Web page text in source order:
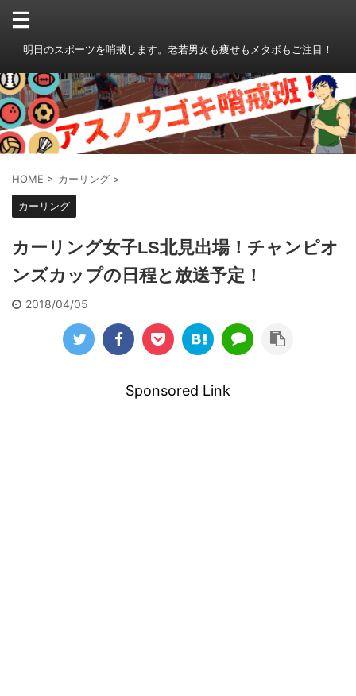
明日のスポーツを哨戒します。老若男女も痩せもメタボもご注目！
HOME > カーリング >
カーリング
カーリング女子LS北見出場！チャンピオ
ンズカップの日程と放送予定！
2018/04/05
Sponsored Link